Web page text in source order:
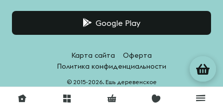
Google Play
© 2015-2026. Ешь деревенское
Карта сайта
Оферта
Политика конфиденциальности
Система качества - HACCPro